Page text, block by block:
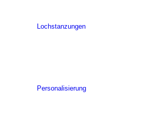
Lochstanzungen
Personalisierung